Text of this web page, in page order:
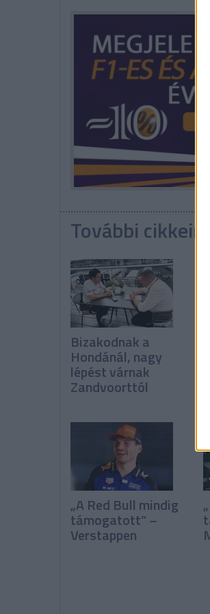
További
Bizakodnak a
Hondánál, nagy
lépést várnak
Zandvoorttól
„A Red Bull mindig
támogatott” –
Verstappen